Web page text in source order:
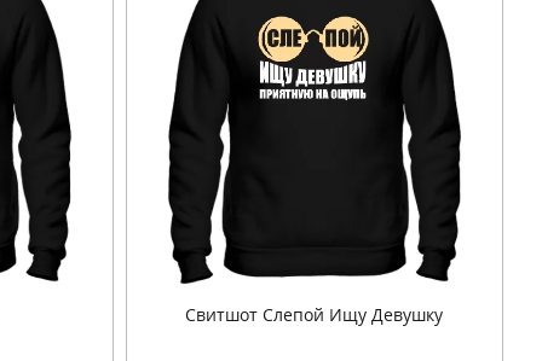
Свитшот Слепой Ищу Девушку